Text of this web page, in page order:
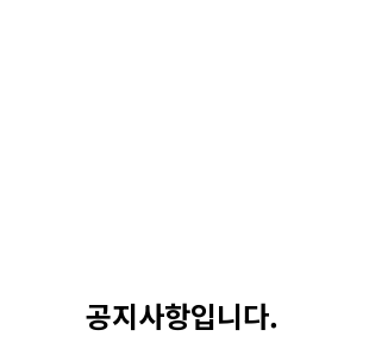
공지사항입니다.